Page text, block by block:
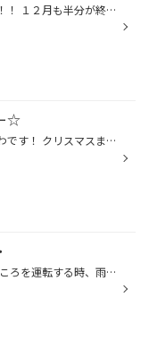
みなさんこんにちは！！ １２月も半分が終わり寒さも本格的になってきましたね(^O^) 今年の冬！！ 年内休まず営業します！！ （31日は作業受付14：00までです） セールも３１日までしてますのでいつでもお越しください(^^♪ あっ！！この寒い時期！！ バッテリーがすごく弱りやすくなっています。 朝...
☆
こんにちは～ふじかわです！ クリスマスまであと１０日くらいなので、 せっせと今日はクリスマスツリーを飾ってみました！(^^)v (@^^)/じゃじゃーん！！ ツリーを飾るのなんて、小学生ぶり??ですが、 大人になってもワクワクするもんなんですね(^^♪ 今ならクリスマスツリーをバックに紙兎ロペと記念...
ふと、 『知らないところを運転する時、雨が多いよな～』 なんて思って、これまで日記にご紹介した旅行時の天気を思い返したら・・・ 高知→帰り道、大雨 尾道・広島→晴れ 尾道・世羅高原→ずっと雨 四国カルスト→くもり時々雨 倉敷→ずっと雨、帰り道雨＆強風 宇品→大雨 やっぱり、雨率高い(゜゜)もし...